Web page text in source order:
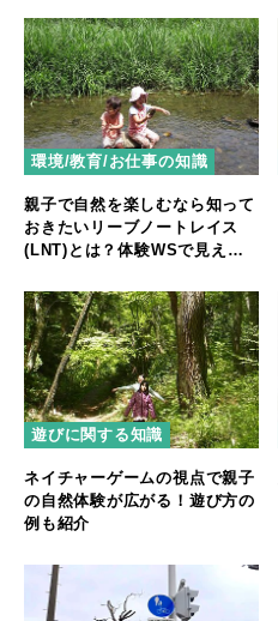
環境/教育/お仕事の知識
親子で自然を楽しむなら知って
おきたいリーブノートレイス
(LNT)とは？体験WSで見えた7
遊びに関する知識
ネイチャーゲームの視点で親子
の自然体験が広がる！遊び方の
例も紹介